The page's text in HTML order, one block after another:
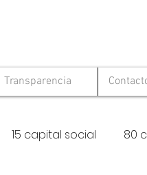
Transparencia
15 capital social 80